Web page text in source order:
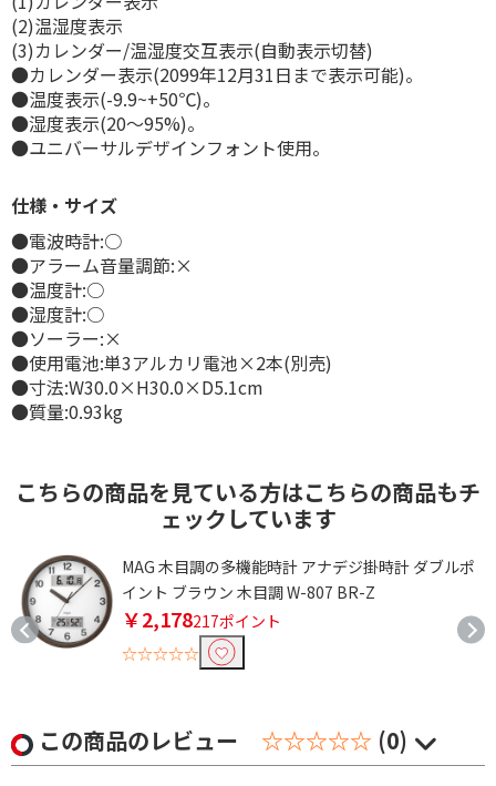
(2)温湿度表示
(3)カレンダー/温湿度交互表示(自動表示切替)
●カレンダー表示(2099年12月31日まで表示可能)。
●温度表示(-9.9~+50℃)。
●湿度表示(20～95%)。
●ユニバーサルデザインフォント使用。
仕様・サイズ
●電波時計:○
●アラーム音量調節:×
●温度計:○
●湿度計:○
●ソーラー:×
●使用電池:単3アルカリ電池×2本(別売)
●寸法:W30.0×H30.0×D5.1cm
●質量:0.93kg
こちらの商品を見ている方はこちらの商品もチ
ェックしています
MAG 木目調の多機能時計 アナデジ掛時計 ダブルポ
イント ブラウン 木目調 W-807 BR-Z
￥2,178217ポイント
☆☆☆☆☆
この商品のレビュー ☆☆☆☆☆ (0)